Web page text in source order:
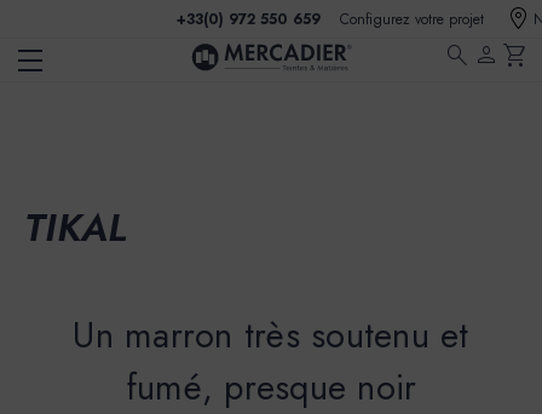
+33(0) 972 550 659 Configurez votre projet
search person shopping_cart
TIKAL
Un marron très soutenu et
fumé, presque noir